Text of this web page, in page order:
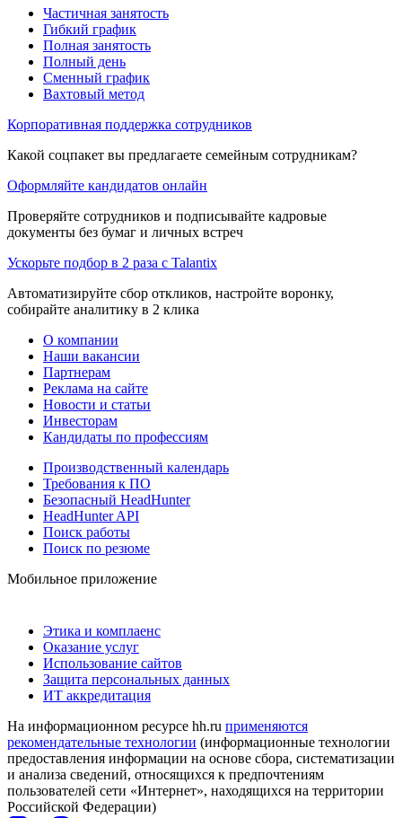
Частичная занятость
Гибкий график
Полная занятость
Полный день
Сменный график
Вахтовый метод
Корпоративная поддержка сотрудников
Какой соцпакет вы предлагаете семейным сотрудникам?
Оформляйте кандидатов онлайн
Проверяйте сотрудников и подписывайте кадровые
документы без бумаг и личных встреч
Ускорьте подбор в 2 раза с Talantix
Автоматизируйте сбор откликов, настройте воронку,
собирайте аналитику в 2 клика
О компании
Наши вакансии
Партнерам
Реклама на сайте
Новости и статьи
Инвесторам
Кандидаты по профессиям
Производственный календарь
Требования к ПО
Безопасный HeadHunter
HeadHunter API
Поиск работы
Поиск по резюме
Мобильное приложение
Этика и комплаенс
Оказание услуг
Использование сайтов
Защита персональных данных
ИТ аккредитация
На информационном ресурсе hh.ru применяются
рекомендательные технологии (информационные технологии
предоставления информации на основе сбора, систематизации
и анализа сведений, относящихся к предпочтениям
пользователей сети «Интернет», находящихся на территории
Российской Федерации)